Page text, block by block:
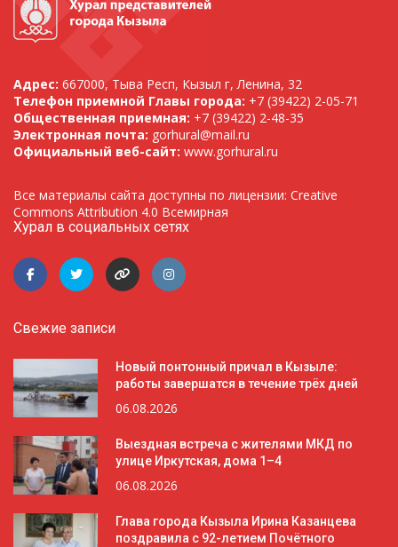
Адрес: 667000, Тыва Респ, Кызыл г, Ленина, 32
Телефон приемной Главы города: +7 (39422) 2-05-71
Общественная приемная: +7 (39422) 2-48-35
Электронная почта: gorhural@mail.ru
Официальный веб-сайт: www.gorhural.ru
Все материалы сайта доступны по лицензии: Creative
Commons Attribution 4.0 Всемирная
Хурал в социальных сетях
Свежие записи
Новый понтонный причал в Кызыле:
работы завершатся в течение трёх дней
06.08.2026
Выездная встреча с жителями МКД по
улице Иркутская, дома 1–4
06.08.2026
Глава города Кызыла Ирина Казанцева
поздравила с 92-летием Почётного